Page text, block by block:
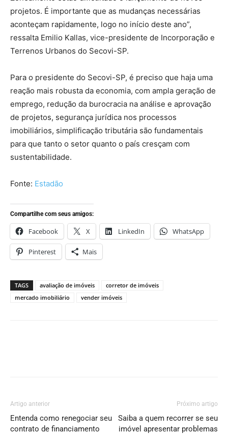
projetos. É importante que as mudanças necessárias
aconteçam rapidamente, logo no início deste ano”,
ressalta Emilio Kallas, vice-presidente de Incorporação e
Terrenos Urbanos do Secovi-SP.
Para o presidente do Secovi-SP, é preciso que haja uma
reação mais robusta da economia, com ampla geração de
emprego, redução da burocracia na análise e aprovação
de projetos, segurança jurídica nos processos
imobiliários, simplificação tributária são fundamentais
para que tanto o setor quanto o país cresçam com
sustentabilidade.
Fonte: Estadão
Compartilhe com seus amigos:
Facebook X LinkedIn WhatsApp
Pinterest Mais
TAGS avaliação de imóveis
corretor de imóveis
mercado imobiliário
vender imóveis
Artigo anterior
Entenda como renegociar seu
contrato de financiamento
Próximo artigo
Saiba a quem recorrer se seu
imóvel apresentar problemas